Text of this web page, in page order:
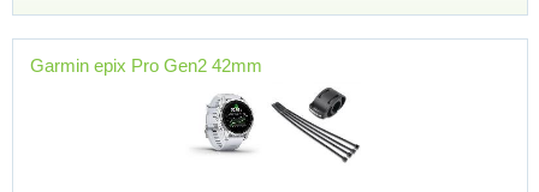
Garmin epix Pro Gen2 42mm